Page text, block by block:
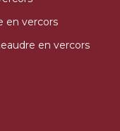
en vercors
en vercors